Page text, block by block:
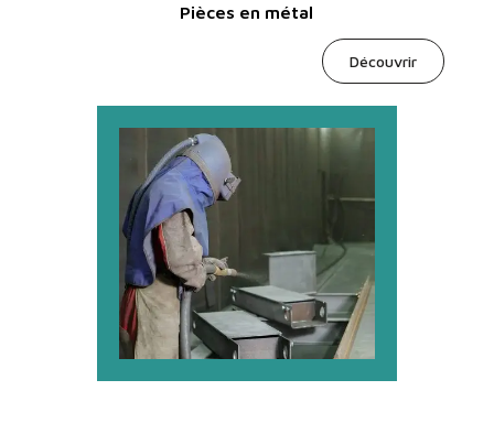
Pièces en métal
Découvrir